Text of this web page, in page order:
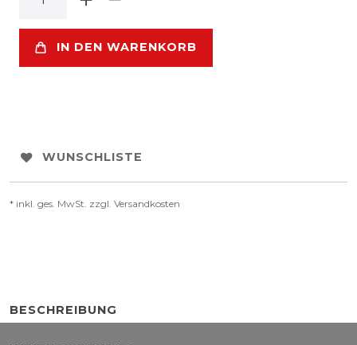
IN DEN WARENKORB
WUNSCHLISTE
* inkl. ges. MwSt. zzgl. Versandkosten
BESCHREIBUNG